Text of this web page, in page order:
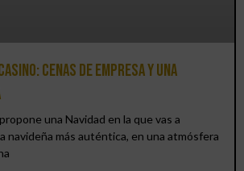
cenas de empresa y una
una Navidad en la que vas a
navideña más auténtica, en una atmósfera